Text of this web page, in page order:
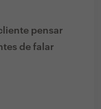
pensar
de falar